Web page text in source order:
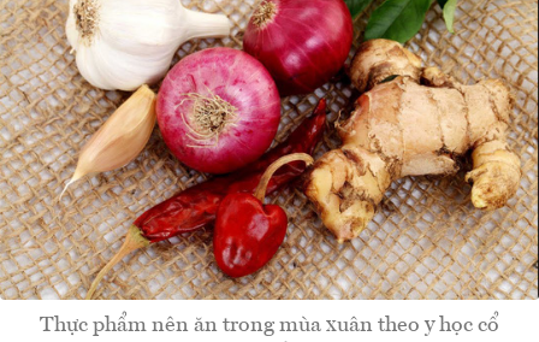
Thực phẩm nên ăn trong mùa xuân theo y học cổ